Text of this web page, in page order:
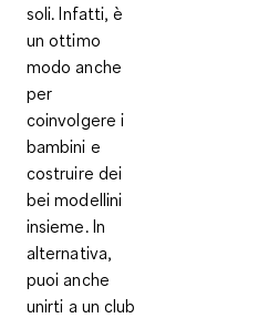
soli. Infatti, è
un ottimo
modo anche
per
coinvolgere i
bambini e
costruire dei
bei modellini
insieme. In
alternativa,
puoi anche
unirti a un club